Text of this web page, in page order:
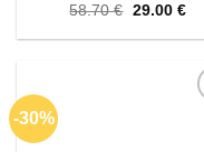
58.70€ 29.00 €
-30%